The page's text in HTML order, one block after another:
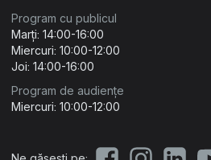
Program cu publicul
Marți: 14:00-16:00
Miercuri: 10:00-12:00
Joi: 14:00-16:00
Program de audiențe
Miercuri: 10:00-12:00